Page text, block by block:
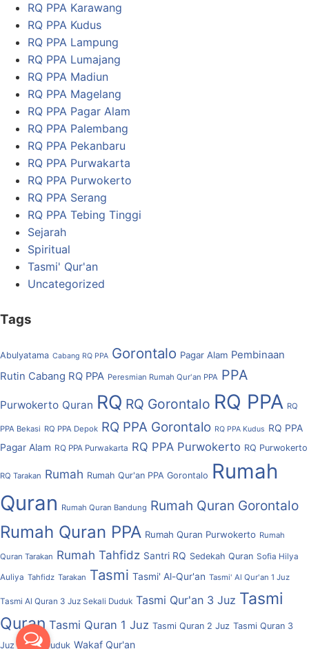
RQ PPA Karawang
RQ PPA Kudus
RQ PPA Lampung
RQ PPA Lumajang
RQ PPA Madiun
RQ PPA Magelang
RQ PPA Pagar Alam
RQ PPA Palembang
RQ PPA Pekanbaru
RQ PPA Purwakarta
RQ PPA Purwokerto
RQ PPA Serang
RQ PPA Tebing Tinggi
Sejarah
Spiritual
Tasmi' Qur'an
Uncategorized
Tags
Abulyatama Cabang RQ PPA Gorontalo Pagar Alam Pembinaan
Rutin Cabang RQ PPA Peresmian Rumah Qur'an PPA PPA
Purwokerto Quran RQ RQ Gorontalo RQ PPA RQ
PPA Bekasi RQ PPA Depok RQ PPA Gorontalo RQ PPA Kudus RQ PPA
Pagar Alam RQ PPA Purwakarta RQ PPA Purwokerto RQ Purwokerto
RQ Tarakan Rumah Rumah Qur'an PPA Gorontalo Rumah
Quran Rumah Quran Bandung Rumah Quran Gorontalo
Rumah Quran PPA Rumah Quran Purwokerto Rumah
Quran Tarakan Rumah Tahfidz Santri RQ Sedekah Quran Sofia Hilya
Auliya Tahfidz Tarakan Tasmi Tasmi' Al-Qur'an Tasmi' Al Qur'an 1 Juz
Tasmi Al Quran 3 Juz Sekali Duduk Tasmi Qur'an 3 Juz Tasmi
Quran Tasmi Quran 1 Juz Tasmi Quran 2 Juz Tasmi Quran 3
Juz Sekali Duduk Wakaf Qur'an